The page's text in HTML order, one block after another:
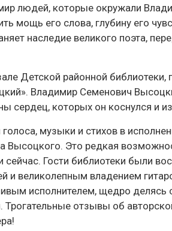
людей, которые окружали
мощь его слова, глубину его
наследие великого поэта,
Детской районной библиотеки,
Владимир Семенович
сердец, которых он коснулся и
музыки и стихов в
Высоцкого. Это редкая
сейчас. Гости библиотеки были
и великолепным владением
исполнителем, щедро делясь
отзывы об